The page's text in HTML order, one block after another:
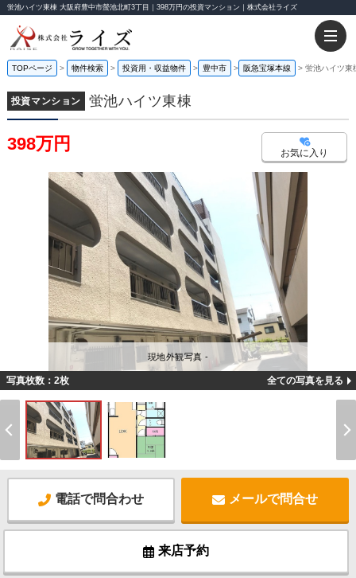
蛍池ハイツ東棟 大阪府豊中市螢池北町3丁目｜398万円の投資マンション｜株式会社ライズ
TOPページ 物件検索 投資用・収益物件 豊中市 阪急宝塚本線 蛍池ハイツ東
投資マンション 蛍池ハイツ東棟
398万円 お気に入り
現地外観写真 -
写真枚数：2枚 全ての写真を見る
電話で問合わせ メールで問合せ
来店予約